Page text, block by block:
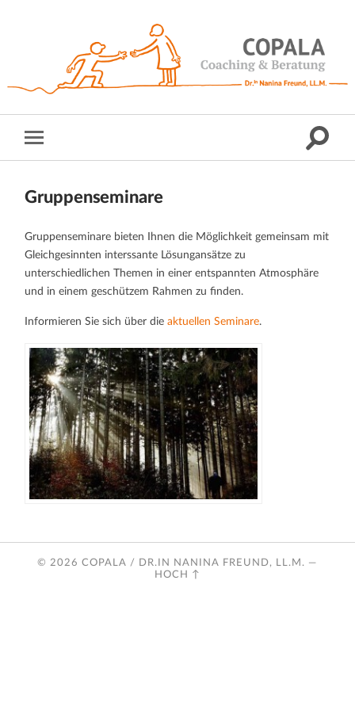
Gruppenseminare
Gruppenseminare bieten Ihnen die Möglichkeit gemeinsam mit
Gleichgesinnten interssante Lösungansätze zu
unterschiedlichen Themen in einer entspannten Atmosphäre
und in einem geschützem Rahmen zu finden.
Informieren Sie sich über dieaktuellen Seminare.
© 2026COPALA / DR.IN NANINA FREUND, LL.M. —
HOCH ↑